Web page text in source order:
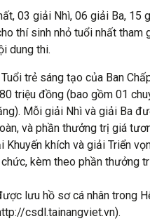
03 giải Nhì, 06 giải Ba, 15
thí sinh nhỏ tuổi nhất tham
dung thi.
trẻ sáng tạo của Ban
triệu đồng (bao gồm 01
Mỗi giải Nhì và giải Ba
và phần thưởng trị giá
khích và giải Triển
kèm theo phần thưởng
lưu hồ sơ cá nhân trong
csdl.tainangviet.vn).